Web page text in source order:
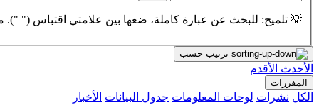
💡 تلميح: للبحث عن عبارة كاملة، ضعها بين علامتي اقتباس (" ").
ترتيب حسب
الأحدث الأقدم
المفرزات
الكل نشرات لوحات المعلومات جدول البيانات الأخبار